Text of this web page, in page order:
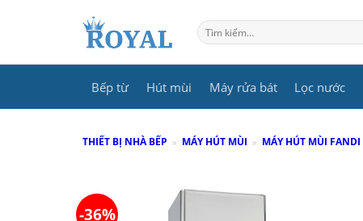
Tìm
kiếm:
Bếp từ Hút mùi Máy rửa bát Lọc nước
THIẾT BỊ NHÀ BẾP » MÁY HÚT MÙI » MÁY HÚT MÙI FANDI
-36%